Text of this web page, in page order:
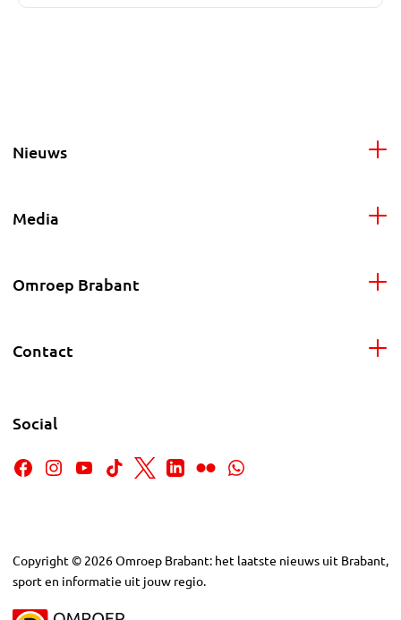
Nieuws
Media
Omroep Brabant
Contact
Social
Copyright © 2026Omroep Brabant: het laatste nieuws uit Brabant,
sport en informatie uit jouw regio.